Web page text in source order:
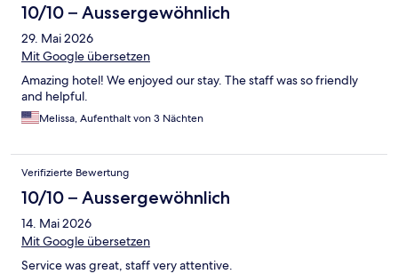
10/10 – Aussergewöhnlich
29. Mai 2026
Mit Google übersetzen
Amazing hotel! We enjoyed our stay. The staff was so friendly
and helpful.
Melissa, Aufenthalt von 3 Nächten
Verifizierte Bewertung
10/10 – Aussergewöhnlich
14. Mai 2026
Mit Google übersetzen
Service was great, staff very attentive.